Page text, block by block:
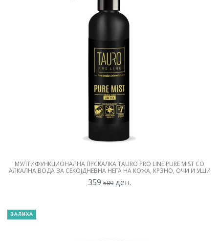
МУЛТИФУНКЦИОНАЛНА ПРСКАЛКА TAURO PRO LINE PURE MIST СО
АЛКАЛНА ВОДА ЗА СЕКОЈДНЕВНА НЕГА НА КОЖА, КРЗНО, ОЧИ И УШИ
359 509 ден.
ЗАЛИХА